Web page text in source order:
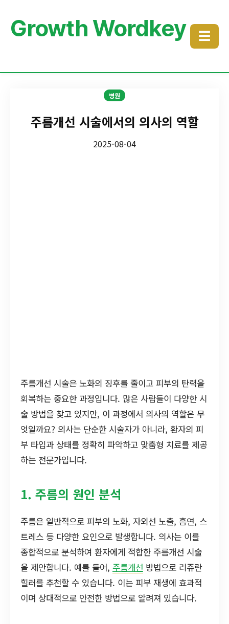
Growth Wordkey ☰
병원
주름개선 시술에서의 의사의 역할
2025-08-04
주름개선 시술은 노화의 징후를 줄이고 피부의 탄력을
회복하는 중요한 과정입니다. 많은 사람들이 다양한 시
술 방법을 찾고 있지만, 이 과정에서 의사의 역할은 무
엇일까요? 의사는 단순한 시술자가 아니라, 환자의 피
부 타입과 상태를 정확히 파악하고 맞춤형 치료를 제공
하는 전문가입니다.
1. 주름의 원인 분석
주름은 일반적으로 피부의 노화, 자외선 노출, 흡연, 스
트레스 등 다양한 요인으로 발생합니다. 의사는 이를
종합적으로 분석하여 환자에게 적합한 주름개선 시술
을 제안합니다. 예를 들어, 주름개선 방법으로 리쥬란
힐러를 추천할 수 있습니다. 이는 피부 재생에 효과적
이며 상대적으로 안전한 방법으로 알려져 있습니다.